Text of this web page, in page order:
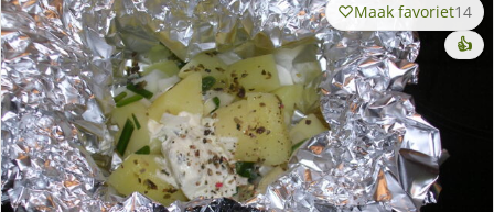
Maak favoriet14
👍